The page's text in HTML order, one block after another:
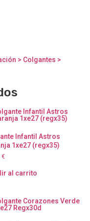
> Colgantes >
Infantil Astros
1xe27 (regx35)
€
al carrito